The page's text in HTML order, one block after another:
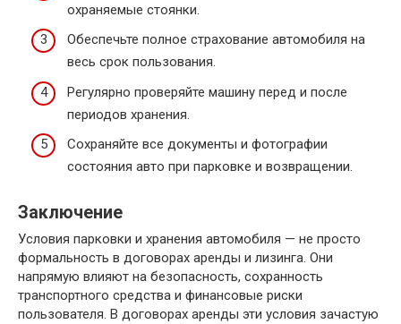
охраняемые стоянки.
Обеспечьте полное страхование автомобиля на
весь срок пользования.
Регулярно проверяйте машину перед и после
периодов хранения.
Сохраняйте все документы и фотографии
состояния авто при парковке и возвращении.
Заключение
Условия парковки и хранения автомобиля — не просто
формальность в договорах аренды и лизинга. Они
напрямую влияют на безопасность, сохранность
транспортного средства и финансовые риски
пользователя. В договорах аренды эти условия зачастую